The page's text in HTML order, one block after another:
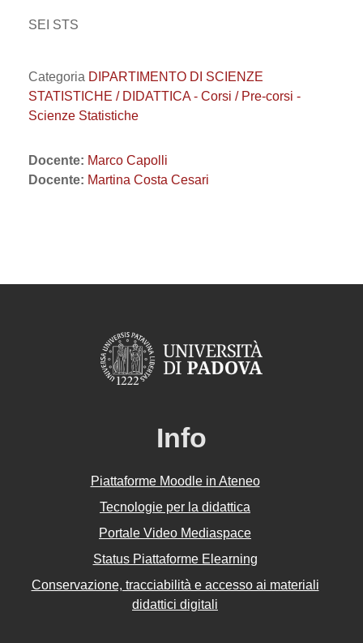
SEI STS
Categoria DIPARTIMENTO DI SCIENZE
STATISTICHE / DIDATTICA - Corsi / Pre-corsi -
Scienze Statistiche
Docente: Marco Capolli
Docente: Martina Costa Cesari
Info
Piattaforme Moodle in Ateneo
Tecnologie per la didattica
Portale Video Mediaspace
Status Piattaforme Elearning
Conservazione, tracciabilità e accesso ai materiali
didattici digitali